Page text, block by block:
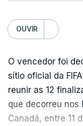
OUVIR
O vencedor foi
sítio oficial da
reunir as 12
que decorreu nos
Canadá, entre 11